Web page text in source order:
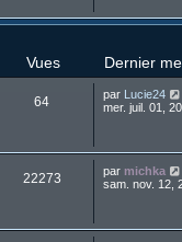
Vues Dernier
64 par Lucie24
mer. juil. 01,
22273 par michka
sam. nov. 12,